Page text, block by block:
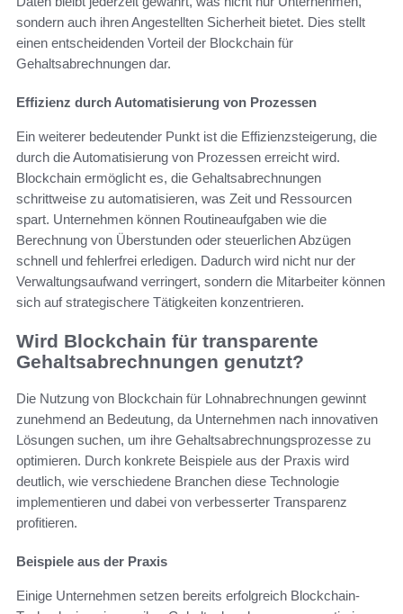
sondern auch ihren Angestellten Sicherheit bietet. Dies stellt
einen entscheidenden Vorteil der Blockchain für
Gehaltsabrechnungen dar.
Effizienz durch Automatisierung von Prozessen
Ein weiterer bedeutender Punkt ist die Effizienzsteigerung, die
durch die Automatisierung von Prozessen erreicht wird.
Blockchain ermöglicht es, die Gehaltsabrechnungen
schrittweise zu automatisieren, was Zeit und Ressourcen
spart. Unternehmen können Routineaufgaben wie die
Berechnung von Überstunden oder steuerlichen Abzügen
schnell und fehlerfrei erledigen. Dadurch wird nicht nur der
Verwaltungsaufwand verringert, sondern die Mitarbeiter können
sich auf strategischere Tätigkeiten konzentrieren.
Wird Blockchain für transparente
Gehaltsabrechnungen genutzt?
Die Nutzung von Blockchain für Lohnabrechnungen gewinnt
zunehmend an Bedeutung, da Unternehmen nach innovativen
Lösungen suchen, um ihre Gehaltsabrechnungsprozesse zu
optimieren. Durch konkrete Beispiele aus der Praxis wird
deutlich, wie verschiedene Branchen diese Technologie
implementieren und dabei von verbesserter Transparenz
profitieren.
Beispiele aus der Praxis
Einige Unternehmen setzen bereits erfolgreich Blockchain-